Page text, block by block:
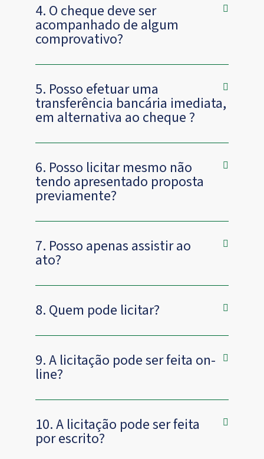
4. O cheque deve ser
acompanhado de algum
comprovativo?
5. Posso efetuar uma
transferência bancária imediata,
em alternativa ao cheque ?
6. Posso licitar mesmo não
tendo apresentado proposta
previamente?
7. Posso apenas assistir ao
ato?
8. Quem pode licitar?
9. A licitação pode ser feita on-
line?
10. A licitação pode ser feita
por escrito?